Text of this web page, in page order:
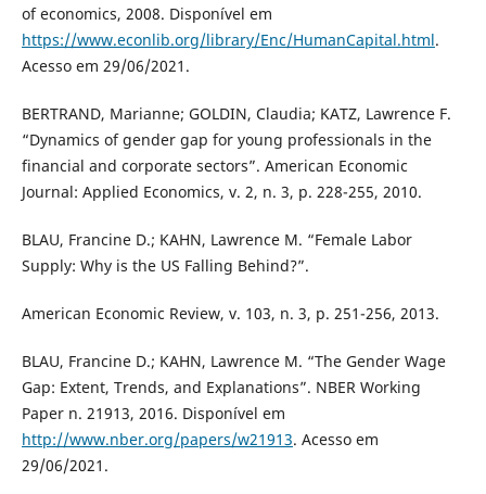
of economics, 2008. Disponível em
https://www.econlib.org/library/Enc/HumanCapital.html.
Acesso em 29/06/2021.
BERTRAND, Marianne; GOLDIN, Claudia; KATZ, Lawrence F.
“Dynamics of gender gap for young professionals in the
financial and corporate sectors”. American Economic
Journal: Applied Economics, v. 2, n. 3, p. 228-255, 2010.
BLAU, Francine D.; KAHN, Lawrence M. “Female Labor
Supply: Why is the US Falling Behind?”.
American Economic Review, v. 103, n. 3, p. 251-256, 2013.
BLAU, Francine D.; KAHN, Lawrence M. “The Gender Wage
Gap: Extent, Trends, and Explanations”. NBER Working
Paper n. 21913, 2016. Disponível em
http://www.nber.org/papers/w21913. Acesso em
29/06/2021.